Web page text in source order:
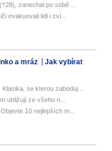
zanechal po sobě ...
evakuovali lidi i zví...
a mráz
Jak vybírat
se kterou zaboduj...
ubližují ze všeho n...
10 nejlepších m...